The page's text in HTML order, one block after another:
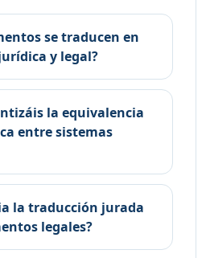
se traducen en
y legal?
la equivalencia
entre sistemas
la traducción jurada
legales?